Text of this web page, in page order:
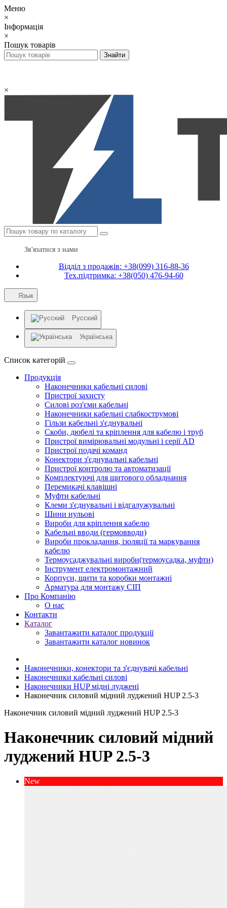
Меню
×
Інформація
×
Пошук товарів
×
Зв'язатися з нами
Відділ з продажів: +38(099) 316-88-36
Тех.підтримка: +38(050) 476-94-60
Язык
Русский
Українська
Список категорій
Продукція
Наконечники кабельні силові
Пристрої захисту
Силові роз'єми кабельні
Наконечники кабельні слабкострумові
Гільзи кабельні з'єднувальні
Скоби, дюбелі та кріплення для кабелю і труб
Пристрої вимірювальні модульні і серії AD
Пристрої подачі команд
Конектори з'єднувальні кабельні
Пристрої контролю та автоматизації
Комплектуючі для щитового обладнання
Перемикачі клавішні
Муфти кабельні
Клеми з'єднувальні і відгалужувальні
Шини нульові
Вироби для кріплення кабелю
Кабельні вводи (гермовводи)
Вироби прокладання, iзоляції та маркування
кабелю
Термоусаджувальні вироби(термоусадка, муфти)
Інструмент електромонтажний
Корпуси, щити та коробки монтажні
Арматура для монтажу СІП
Про Компанію
О нас
Контакти
Каталог
Завантажити каталог продукції
Завантажити каталог новинок
Наконечники, конектори та з'єднувачі кабельні
Наконечники кабельні силові
Наконечники HUP мідні луджені
Наконечник силовий мідний луджений HUP 2.5-3
Наконечник силовий мідний луджений HUP 2.5-3
Наконечник силовий мідний
луджений HUP 2.5-3
New